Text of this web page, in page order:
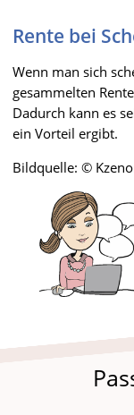
Rente bei
Wenn man sich
gesammelten
Dadurch kann es
ein Vorteil ergibt.
Bildquelle: ©